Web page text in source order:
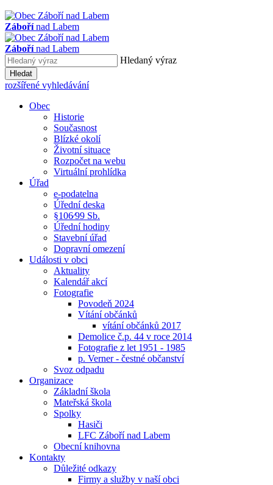
Zábořínad Labem
Zábořínad Labem
Hledaný výraz
Hledat
rozšířené vyhledávání
Obec
Historie
Současnost
Blízké okolí
Životní situace
Rozpočet na webu
Virtuální prohlídka
Úřad
e-podatelna
Úřední deska
§106⁄99 Sb.
Úřední hodiny
Stavební úřad
Dopravní omezení
Události v obci
Aktuality
Kalendář akcí
Fotografie
Povodeň 2024
Vítání občánků
vítání občánků 2017
Demolice č.p. 44 v roce 2014
Fotografie z let 1951 - 1985
p. Verner - čestné občanství
Svoz odpadu
Organizace
Základní škola
Mateřská škola
Spolky
Hasiči
LFC Záboří nad Labem
Obecní knihovna
Kontakty
Důležité odkazy
Firmy a služby v naší obci